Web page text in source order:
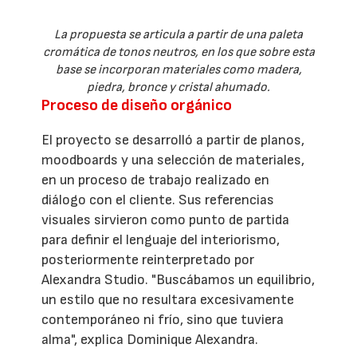
La propuesta se articula a partir de una paleta
cromática de tonos neutros, en los que sobre esta
base se incorporan materiales como madera,
piedra, bronce y cristal ahumado.
Proceso de diseño orgánico
El proyecto se desarrolló a partir de planos,
moodboards y una selección de materiales,
en un proceso de trabajo realizado en
diálogo con el cliente. Sus referencias
visuales sirvieron como punto de partida
para definir el lenguaje del interiorismo,
posteriormente reinterpretado por
Alexandra Studio. "Buscábamos un equilibrio,
un estilo que no resultara excesivamente
contemporáneo ni frío, sino que tuviera
alma", explica Dominique Alexandra.